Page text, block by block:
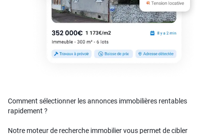
Comment sélectionner les annonces immobilières rentables
rapidement ?
Notre moteur de recherche immobilier vous permet de cibler